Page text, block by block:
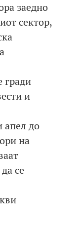
заедно
сектор,
гради
и
апел до
на
се